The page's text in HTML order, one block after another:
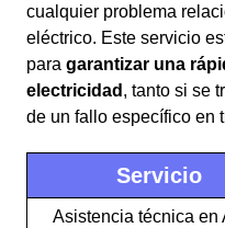
cualquier problema
eléctrico. Este servicio
para garantizar una
electricidad , tanto si se
de un fallo específico en
Servicio
Asistencia técnica en